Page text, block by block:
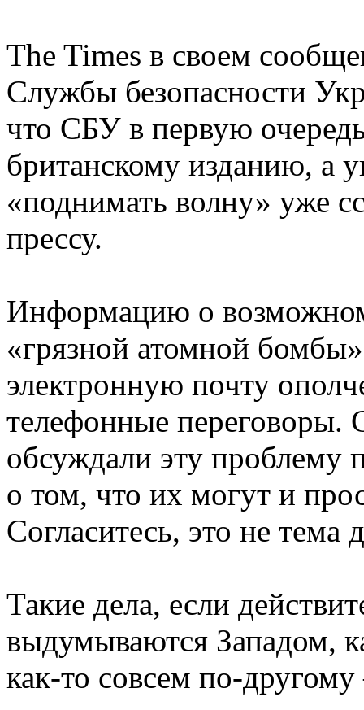
The Times в своем
Службы безопасности
что СБУ в первую
британскому изданию, а
«поднимать волну» уже
прессу.
Информацию о
«грязной атомной
электронную почту
телефонные переговоры.
обсуждали эту проблему
о том, что их могут и
Согласитесь, это не тема
Такие дела, если
выдумываются Западом,
как-то совсем по-